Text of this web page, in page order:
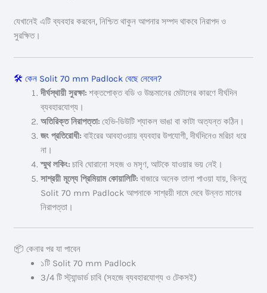
যেখানেই এটি ব্যবহার করবেন, নিশ্চিত থাকুন আপনার সম্পদ থাকবে নিরাপদ ও
সুরক্ষিত।
🛠️কেন Solit 70 mm Padlock বেছে নেবেন?
দীর্ঘস্থায়ী সুরক্ষা: শক্তপোক্ত বডি ও উচ্চমানের মেটালের কারণে দীর্ঘদিন
ব্যবহারযোগ্য।
অতিরিক্ত নিরাপত্তা: হেভি-ডিউটি শ্যাকল ভাঙা বা কাটা অত্যন্ত কঠিন।
জং প্রতিরোধী: বাইরের আবহাওয়ায় ব্যবহার উপযোগী, দীর্ঘদিনেও মরিচা ধরে
না।
স্মুথ লকিং: চাবি ঘোরানো সহজ ও মসৃণ, আটকে যাওয়ার ভয় নেই।
সাশ্রয়ী মূল্যে প্রিমিয়াম কোয়ালিটি: বাজারে অনেক তালা পাওয়া যায়, কিন্তু
Solit 70 mm Padlock আপনাকে সাশ্রয়ী দামে দেবে উন্নত মানের
নিরাপত্তা।
📦 কেনার পর যা পাবেন
১টি Solit 70 mm Padlock
3/4 টি স্ট্যান্ডার্ড চাবি (সহজে ব্যবহারযোগ্য ও টেকসই)